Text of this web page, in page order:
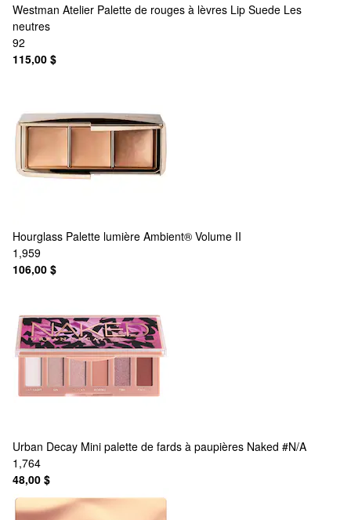
Westman Atelier Palette de rouges à lèvres Lip Suede Les
neutres
92
115,00 $
Hourglass Palette lumière Ambient® Volume II
1,959
106,00 $
Urban Decay Mini palette de fards à paupières Naked #N/A
1,764
48,00 $